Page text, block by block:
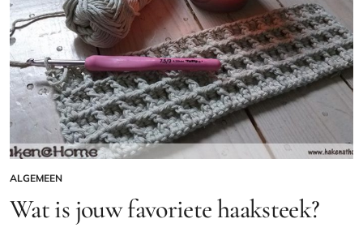
GEPLAATST
IN
ALGEMEEN
Wat is jouw favoriete haaksteek?